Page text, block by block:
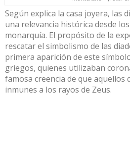
Según explica la casa joyera, las
una relevancia histórica desde
monarquía. El propósito de la
rescatar el simbolismo de las
primera aparición de este
griegos, quienes utilizaban
famosa creencia de que aquellos
inmunes a los rayos de Zeus.